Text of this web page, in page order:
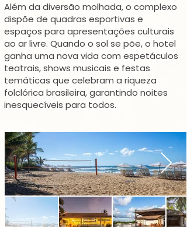
Além da diversão molhada, o complexo
dispõe de quadras esportivas e
espaços para apresentações culturais
ao ar livre. Quando o sol se põe, o hotel
ganha uma nova vida com espetáculos
teatrais, shows musicais e festas
temáticas que celebram a riqueza
folclórica brasileira, garantindo noites
inesquecíveis para todos.